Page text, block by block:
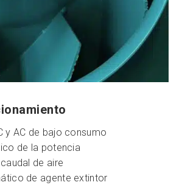
y AC de bajo consumo
de la potencia
de aire
de agente extintor